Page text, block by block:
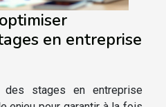
en entreprise
des stages en entreprise